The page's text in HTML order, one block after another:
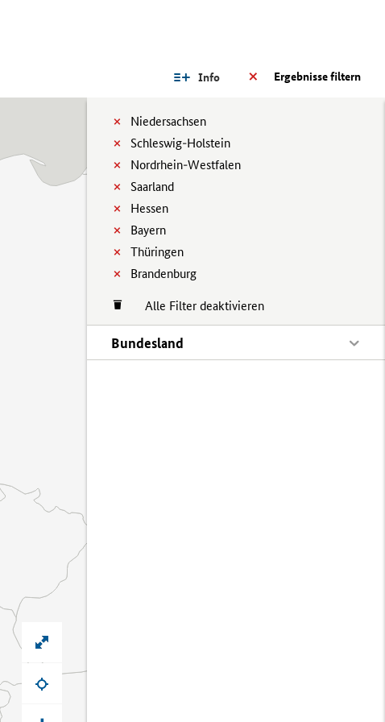
Ergebnisse filtern
Info
Niedersachsen
Schleswig-Holstein
Nordrhein-Westfalen
Saarland
Hessen
Bayern
Thüringen
Brandenburg
Alle Filter deaktivieren
Bundesland